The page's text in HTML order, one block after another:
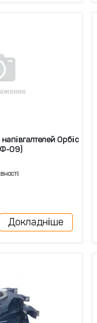
Орбіс
09)
Докладніше